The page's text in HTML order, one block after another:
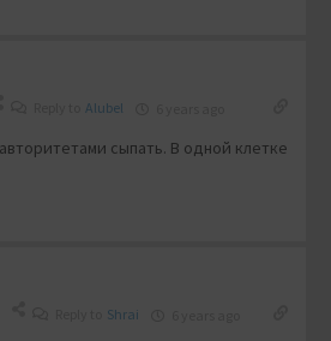
Alubel
сыпать. В одной клетке
Shrai